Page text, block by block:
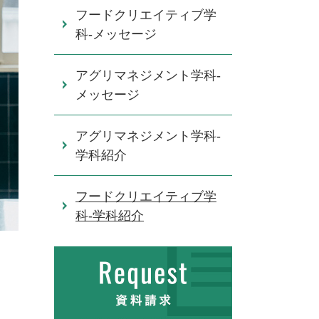
フードクリエイティブ学
科-メッセージ
アグリマネジメント学科-
メッセージ
アグリマネジメント学科-
学科紹介
フードクリエイティブ学
科-学科紹介